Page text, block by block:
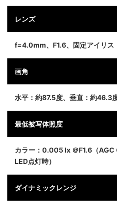
レンズ
f=4.0mm、F1.6、固定アイリス
画角
水平：約87.5度、垂直：約46.3
最低被写体照度
カラー：0.005 lx ＠F1.6（AGC
LED点灯時）
ダイナミックレンジ